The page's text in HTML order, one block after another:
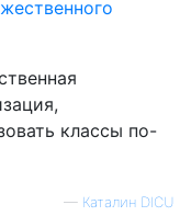
классы по-
— Каталин DICU